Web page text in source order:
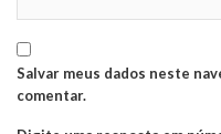
Salvar meus dados neste
comentar.